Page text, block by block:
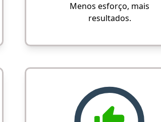
Menos esforço, mais
resultados.